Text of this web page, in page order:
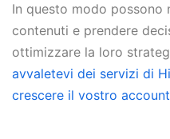
In questo modo possono
contenuti e prendere
ottimizzare la loro
avvaletevi dei servizi di
crescere il vostro